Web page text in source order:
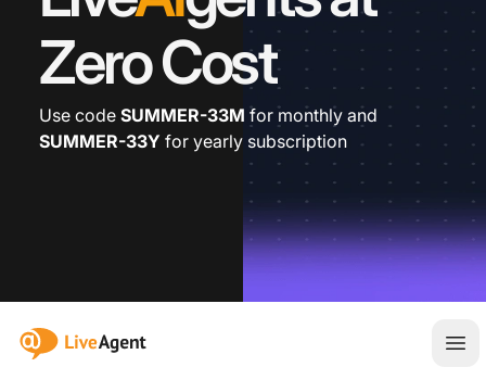
Zero Cost
Use code SUMMER-33M for monthly and
SUMMER-33Y for yearly subscription
:site.title